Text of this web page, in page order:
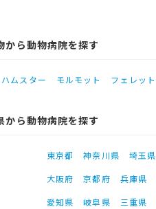
から動物病院を探す
ハムスター モルモット フェレット
から動物病院を探す
東京都 神奈川県 埼玉県
大阪府 京都府 兵庫県
愛知県 岐阜県 三重県